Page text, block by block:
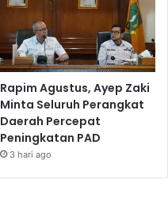
Rapim Agustus, Ayep Zaki
Minta Seluruh Perangkat
Daerah Percepat
Peningkatan PAD
3 hari ago